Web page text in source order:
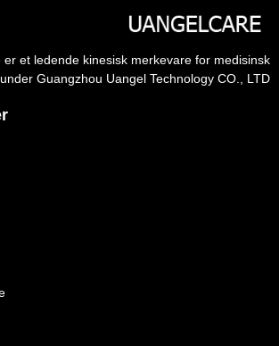
er et ledende kinesisk merkevare for medisinsk
Guangzhou Uangel Technology CO., LTD